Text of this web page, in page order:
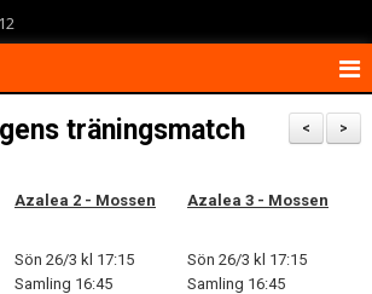
>
<
träningsmatch
Azalea 2 - Mossen Azalea 3 - Mossen
Sön 26/3 kl 17:15
Sön 26/3 kl 17:15
Samling 16:45 Samling 16:45